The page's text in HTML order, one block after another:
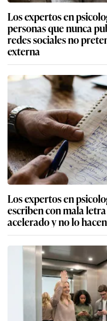
Los expertos en
personas que nunca
redes sociales no
externa
Los expertos en
escriben con mala
acelerado y no lo